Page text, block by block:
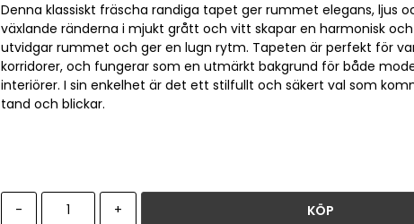
Denna klassiskt fräscha randiga tapet ger rummet elegans, ljus
växlande ränderna i mjukt grått och vitt skapar en harmonisk
utvidgar rummet och ger en lugn rytm. Tapeten är perfekt för
korridorer, och fungerar som en utmärkt bakgrund för både
interiörer. I sin enkelhet är det ett stilfullt och säkert val som
tand och blickar.
- + KÖP